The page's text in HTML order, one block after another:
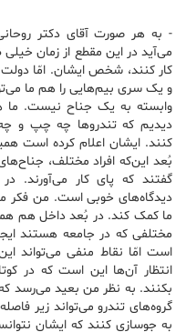
-‌ به هر صورت آقای دکتر
می‌آید در این مقطع از زمان
کار کنند، شخص ایشان. امّا دولت
و یک سری بیم‌هایی را هم ما
وابسته به یک جناح نیست. ما
دیدیم که تندروها چه چپ و
کنند. ایشان اعلام کرده است
بُعد این‌که افراد مختلف،
گفتند که پای کار می‌آورند.
دیدگاه‌های خوبی است. من فکر
ما کمک کند. در بُعد داخل هم
مختلفی که در جامعه هستند
است امّا نقاط منفی می‌تواند
انتظار آن‌ها این است که در
بکنند. به نظر من بعید می‌رسد که
گروه‌های تندرو می‌تواند زیر
به جوسازی کنند که ایشان